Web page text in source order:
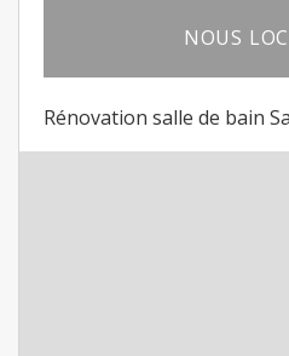
NOUS
Rénovation salle de bain